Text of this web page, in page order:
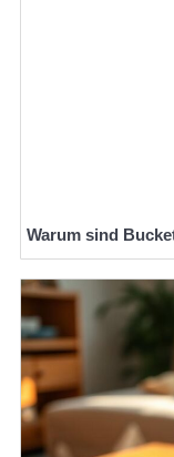
Warum sind